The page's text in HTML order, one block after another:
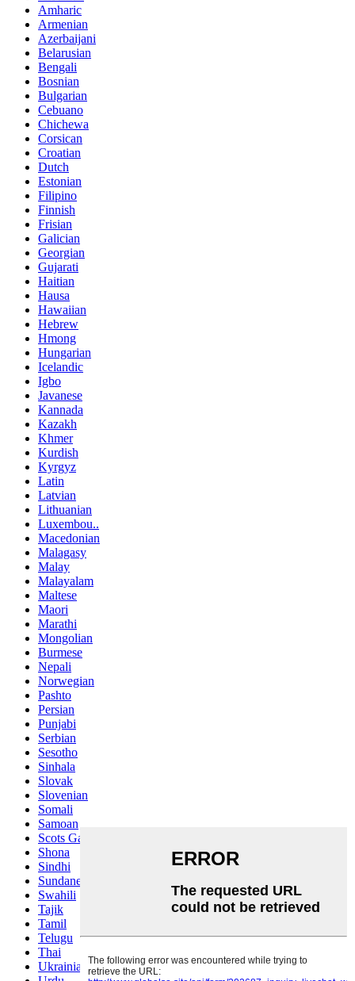
Amharic
Armenian
Azerbaijani
Belarusian
Bengali
Bosnian
Bulgarian
Cebuano
Chichewa
Corsican
Croatian
Dutch
Estonian
Filipino
Finnish
Frisian
Galician
Georgian
Gujarati
Haitian
Hausa
Hawaiian
Hebrew
Hmong
Hungarian
Icelandic
Igbo
Javanese
Kannada
Kazakh
Khmer
Kurdish
Kyrgyz
Latin
Latvian
Lithuanian
Luxembou..
Macedonian
Malagasy
Malay
Malayalam
Maltese
Maori
Marathi
Mongolian
Burmese
Nepali
Norwegian
Pashto
Persian
Punjabi
Serbian
Sesotho
Sinhala
Slovak
Slovenian
Somali
Samoan
Scots Gaelic
Shona
Sindhi
Sundanese
Swahili
Tajik
Tamil
Telugu
Thai
Ukrainian